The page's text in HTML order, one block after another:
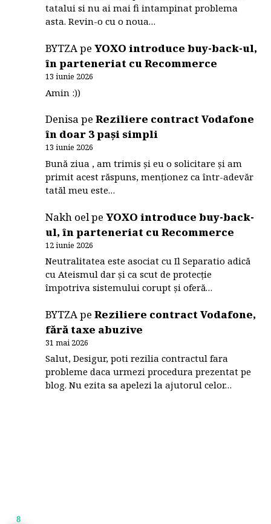
tatalui si nu ai mai fi intampinat problema
asta. Revin-o cu o noua…
BYTZApeYOXO introduce buy-back-ul,
în parteneriat cu Recommerce
13 iunie 2026
Amin :))
DenisapeReziliere contract Vodafone
în doar 3 pași simpli
13 iunie 2026
Bună ziua , am trimis și eu o solicitare și am
primit acest răspuns, menționez ca într-adevăr
tatăl meu este…
Nakh oel peYOXO introduce buy-back-
ul, în parteneriat cu Recommerce
12 iunie 2026
Neutralitatea este asociat cu Il Separatio adică
cu Ateismul dar și ca scut de protecție
împotriva sistemului corupt și oferă…
BYTZApeReziliere contract Vodafone,
fără taxe abuzive
31 mai 2026
Salut, Desigur, poti rezilia contractul fara
probleme daca urmezi procedura prezentat pe
blog. Nu ezita sa apelezi la ajutorul celor…
8